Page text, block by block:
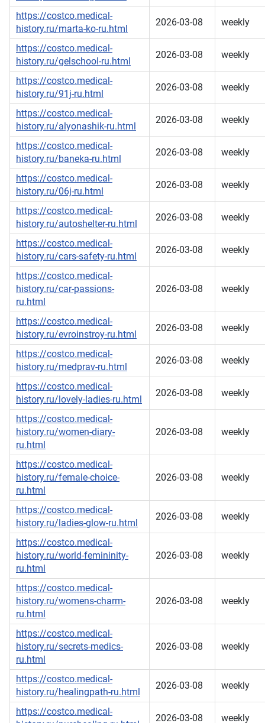
https://costco.medical-
history.ru/marta-ko-ru.html
2026-03-08 weekly
https://costco.medical-
history.ru/gelschool-ru.html
2026-03-08 weekly
https://costco.medical-
history.ru/91j-ru.html
2026-03-08 weekly
https://costco.medical-
history.ru/alyonashik-ru.html
2026-03-08 weekly
https://costco.medical-
history.ru/baneka-ru.html
2026-03-08 weekly
https://costco.medical-
history.ru/06j-ru.html
2026-03-08 weekly
https://costco.medical-
history.ru/autoshelter-ru.html
2026-03-08 weekly
https://costco.medical-
history.ru/cars-safety-ru.html
2026-03-08 weekly
https://costco.medical-
history.ru/car-passions-
ru.html
2026-03-08 weekly
https://costco.medical-
history.ru/evroinstroy-ru.html
2026-03-08 weekly
https://costco.medical-
history.ru/medprav-ru.html
2026-03-08 weekly
https://costco.medical-
history.ru/lovely-ladies-ru.html
2026-03-08 weekly
https://costco.medical-
history.ru/women-diary-
ru.html
2026-03-08 weekly
https://costco.medical-
history.ru/female-choice-
ru.html
2026-03-08 weekly
https://costco.medical-
history.ru/ladies-glow-ru.html
2026-03-08 weekly
https://costco.medical-
history.ru/world-femininity-
ru.html
2026-03-08 weekly
https://costco.medical-
history.ru/womens-charm-
ru.html
2026-03-08 weekly
https://costco.medical-
history.ru/secrets-medics-
ru.html
2026-03-08 weekly
https://costco.medical-
history.ru/healingpath-ru.html
2026-03-08 weekly
https://costco.medical-
2026-03-08 weekly